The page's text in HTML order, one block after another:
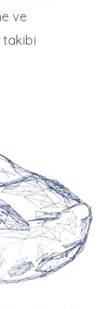
ve
takibi